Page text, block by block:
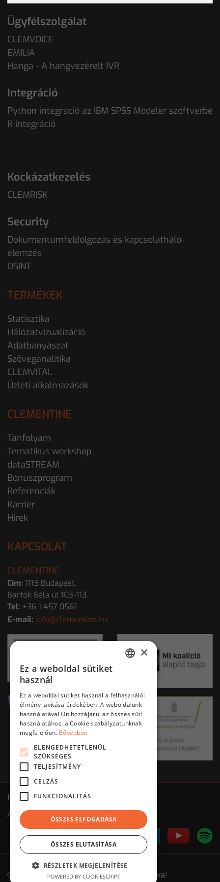
Ügyfélszolgálat
CLEMVOICE
EMILIA
Hanga - A hangvezérelt IVR
Integráció
Python integráció az IBM SPSS Modeler szoftverbe
R integráció
Kockázatkezelés
CLEMRISK
Security
Dokumentumfeldolgozás és kapcsolatháló-
elemzés
OSINT
TERMÉKEK
Statisztika
Hálózatvizualizáció
Adatbányászat
Szöveganalitika
CLEMVITAL
Üzleti alkalmazások
CLEMENTINE
Tanfolyam
Tematikus workshop
dataSTREAM
Bónuszprogram
Referenciák
Karrier
Hírek
KAPCSOLAT
CLEMENTINE
Cím: 1115 Budapest,
Bartók Béla út 105-113.
Tel: +36 1 457 0561
E-mail: info@clementine.hu
Impresszum
ÁSZF
Adatkezelés tájékoztató
© Clementine///Minden jog fenntartva!
×
Ez a weboldal sütiket
használ
Ez a weboldal sütiket használ a felhasználói
élmény javítása érdekében. A weboldalunk
használatával Ön hozzájárul az összes süti
használatához, a Cookie szabályzatunknak
megfelelően. Bővebben
ELENGEDHETETLENÜL
SZÜKSÉGES
TELJESÍTMÉNY
CÉLZÁS
FUNKCIONALITÁS
ÖSSZES ELFOGADÁSA
ÖSSZES ELUTASÍTÁSA
RÉSZLETEK MEGJELENÍTÉSE
POWERED BY COOKIESCRIPT